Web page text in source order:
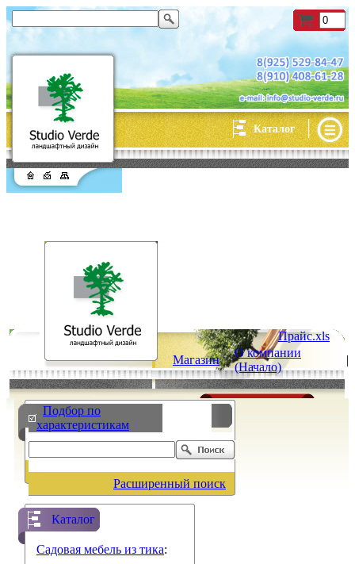
Каталог |
Магазин |
О компании
(Начало)
|
Прайс.xls
Подбор по
характеристикам
Расширенный поиск
Каталог
Садовая мебель из тика: